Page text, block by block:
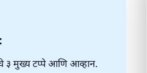
३ मुख्य टप्पे आणि आव्हान.